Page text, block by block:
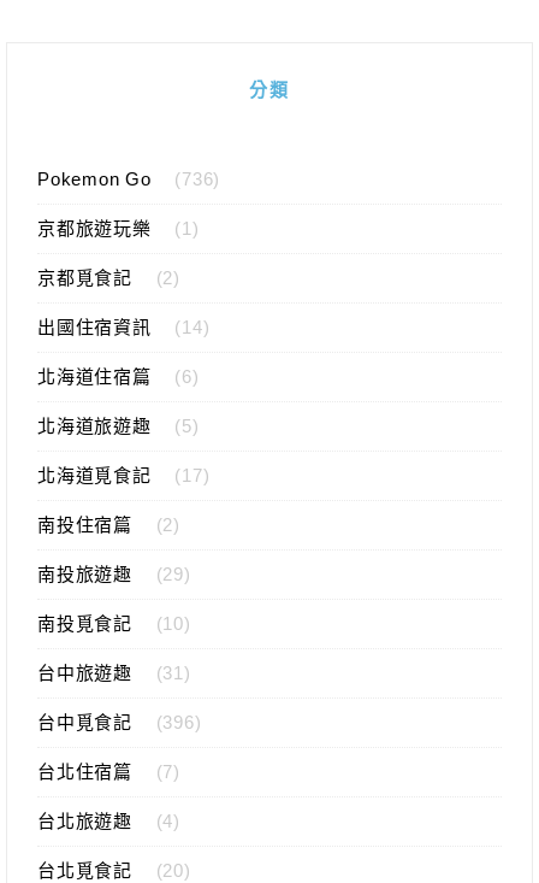
分類
Pokemon Go (736)
京都旅遊玩樂 (1)
京都覓食記 (2)
出國住宿資訊 (14)
北海道住宿篇 (6)
北海道旅遊趣 (5)
北海道覓食記 (17)
南投住宿篇 (2)
南投旅遊趣 (29)
南投覓食記 (10)
台中旅遊趣 (31)
台中覓食記 (396)
台北住宿篇 (7)
台北旅遊趣 (4)
台北覓食記 (20)